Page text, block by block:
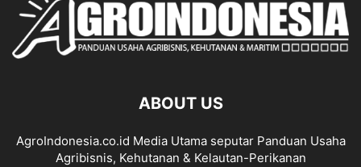
ABOUT US
AgroIndonesia.co.id Media Utama seputar Panduan Usaha
Agribisnis, Kehutanan & Kelautan-Perikanan